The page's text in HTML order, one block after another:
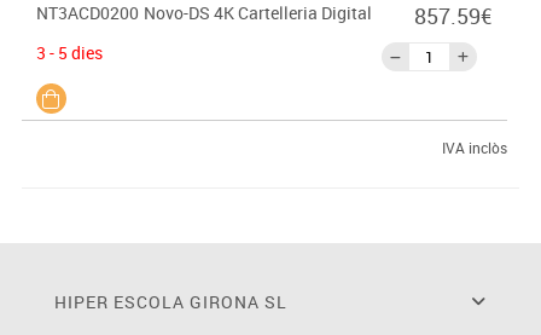
NT3ACD0200 Novo-DS 4K Cartelleria Digital
3 - 5 dies
857.59€
IVA inclòs
HIPER ESCOLA GIRONA SL